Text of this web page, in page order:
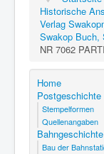
Historische
Verlag
Swakop Buch,
NR 7062
Home
Postgeschichte
Stempelformen
Quellenangaben
Bahngeschichte
Bau der